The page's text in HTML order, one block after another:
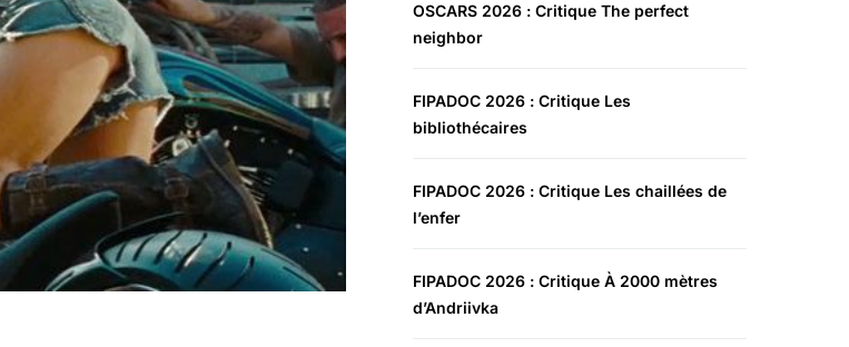
OSCARS 2026 : Critique The perfect
neighbor
FIPADOC 2026 : Critique Les
bibliothécaires
FIPADOC 2026 : Critique Les chaillées de
l’enfer
FIPADOC 2026 : Critique À 2000 mètres
d’Andriivka